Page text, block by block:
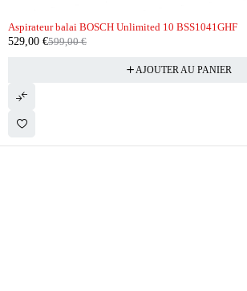
Aspirateur balai BOSCH Unlimited 10 BSS1041GHF
599,00€
529,00 €
AJOUTER AU PANIER